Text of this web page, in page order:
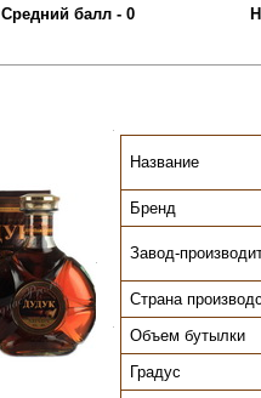
Средний балл - 0
Название
Бренд
Завод-
Страна
Объем бутылки
Градус